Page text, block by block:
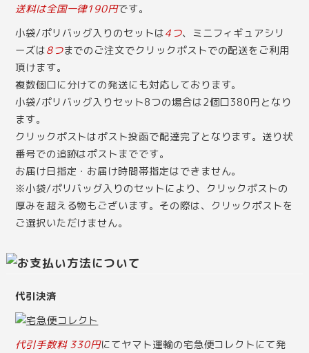
送料は全国一律190円です。
小袋/ポリバッグ入りのセットは4つ、ミニフィギュアシリ
ーズは8つまでのご注文でクリックポストでの配送をご利用
頂けます。
複数個口に分けての発送にも対応しております。
小袋/ポリバッグ入りセット8つの場合は2個口380円となり
ます。
クリックポストはポスト投函で配達完了となります。送り状
番号での追跡はポストまでです。
お届け日指定・お届け時間帯指定はできません。
※小袋/ポリバッグ入りのセットにより、クリックポストの
厚みを超える物もございます。その際は、クリックポストを
ご選択いただけません。
代引決済
代引手数料 330円にてヤマト運輸の宅急便コレクトにて発